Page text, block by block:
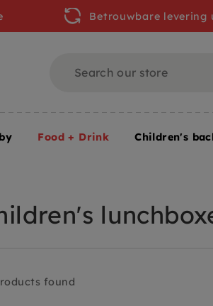
found
Betrouwbare
Food + Drink Children's